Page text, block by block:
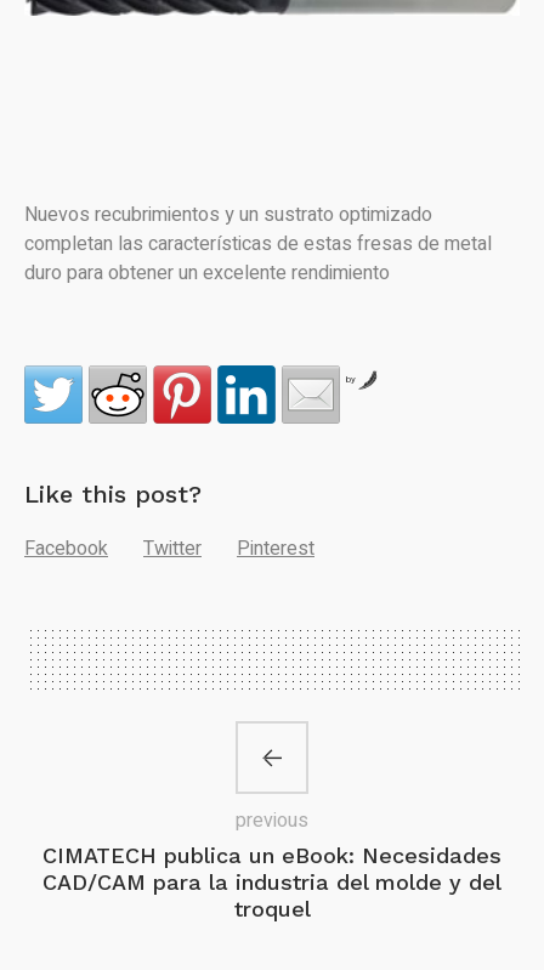
Nuevos recubrimientos y un sustrato optimizado
completan las características de estas fresas de metal
duro para obtener un excelente rendimiento
by
Like this post?
Facebook
Twitter Pinterest
CIMATECH publica un eBook: Necesidades
CAD/CAM para la industria del molde y del
troquel
previous